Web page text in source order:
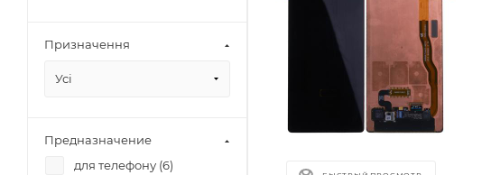
Призначення
Усі
Предназначение
для телефону (6)